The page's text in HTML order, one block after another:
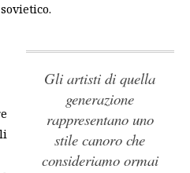
gli artisti di quella
generazione
rappresentano uno
stile canoro che
consideriamo ormai